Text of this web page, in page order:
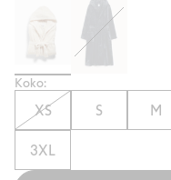
Koko:
XS S M
3XL